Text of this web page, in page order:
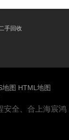
手回收
地图 HTML地图
安全、合上海宸鸿